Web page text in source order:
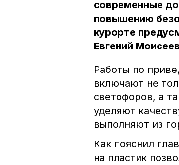
современные
повышению
курорте
Евгений
Работы по
включают не
светофоров, а
уделяют
выполняют из
Как пояснил
на пластик